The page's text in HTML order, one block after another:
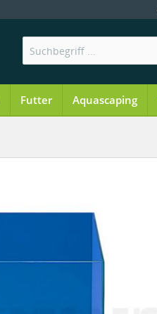
Futter Aquascaping